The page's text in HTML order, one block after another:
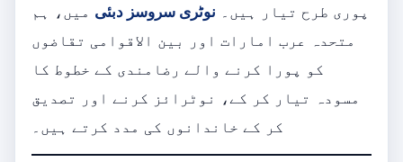
پوری طرح تیار ہیں۔ نوٹری سروسز دبئی میں، ہم
متحدہ عرب امارات اور بین الاقوامی تقاضوں
کو پورا کرنے والے رضامندی کے خطوط کا
مسودہ تیار کر کے، نوٹرائز کرنے اور تصدیق
کر کے خاندانوں کی مدد کرتے ہیں۔